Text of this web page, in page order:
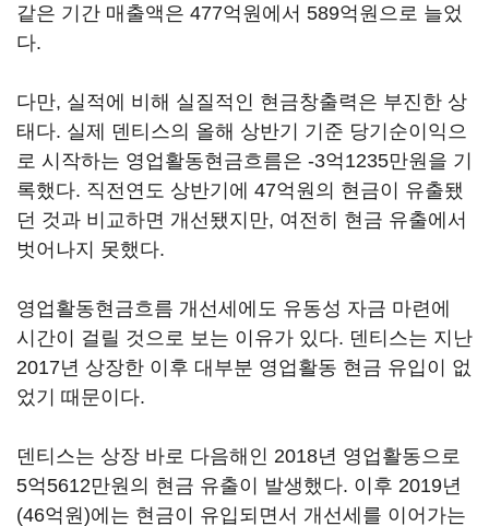
같은 기간 매출액은 477억원에서 589억원으로 늘었
다.
다만, 실적에 비해 실질적인 현금창출력은 부진한 상
태다. 실제 덴티스의 올해 상반기 기준 당기순이익으
로 시작하는 영업활동현금흐름은 -3억1235만원을 기
록했다. 직전연도 상반기에 47억원의 현금이 유출됐
던 것과 비교하면 개선됐지만, 여전히 현금 유출에서
벗어나지 못했다.
영업활동현금흐름 개선세에도 유동성 자금 마련에
시간이 걸릴 것으로 보는 이유가 있다. 덴티스는 지난
2017년 상장한 이후 대부분 영업활동 현금 유입이 없
었기 때문이다.
덴티스는 상장 바로 다음해인 2018년 영업활동으로
5억5612만원의 현금 유출이 발생했다. 이후 2019년
(46억원)에는 현금이 유입되면서 개선세를 이어가는